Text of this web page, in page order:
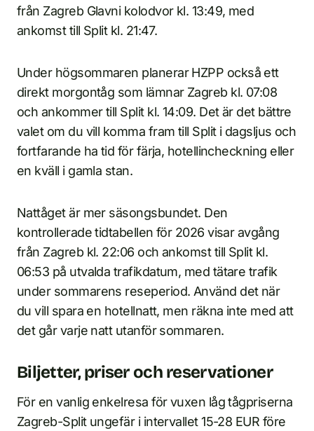
från Zagreb Glavni kolodvor kl. 13:49, med
ankomst till Split kl. 21:47.
Under högsommaren planerar HZPP också ett
direkt morgontåg som lämnar Zagreb kl. 07:08
och ankommer till Split kl. 14:09. Det är det bättre
valet om du vill komma fram till Split i dagsljus och
fortfarande ha tid för färja, hotellincheckning eller
en kväll i gamla stan.
Nattåget är mer säsongsbundet. Den
kontrollerade tidtabellen för 2026 visar avgång
från Zagreb kl. 22:06 och ankomst till Split kl.
06:53 på utvalda trafikdatum, med tätare trafik
under sommarens reseperiod. Använd det när
du vill spara en hotellnatt, men räkna inte med att
det går varje natt utanför sommaren.
Biljetter, priser och reservationer
För en vanlig enkelresa för vuxen låg tågpriserna
Zagreb-Split ungefär i intervallet 15-28 EUR före